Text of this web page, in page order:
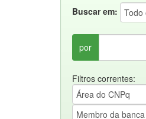
Buscar em:
por
Filtros correntes: